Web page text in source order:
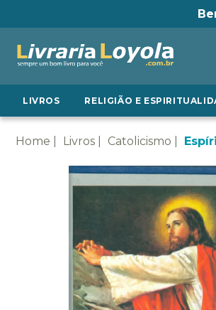
LIVROS RELIGIÃO E
Home Livros Catolicismo